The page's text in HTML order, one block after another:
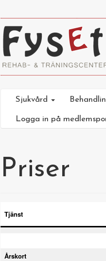
Sjukvård
Logga in på
Priser
Tjänst
Årskort